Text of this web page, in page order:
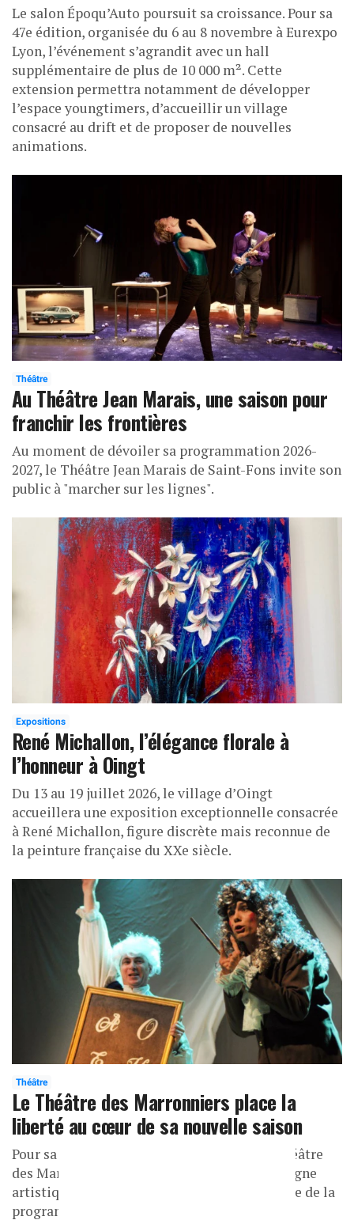
Le salon Époqu’Auto poursuit sa croissance. Pour sa
47e édition, organisée du 6 au 8 novembre à Eurexpo
Lyon, l’événement s’agrandit avec un hall
supplémentaire de plus de 10 000 m². Cette
extension permettra notamment de développer
l’espace youngtimers, d’accueillir un village
consacré au drift et de proposer de nouvelles
animations.
Théâtre
Au Théâtre Jean Marais, une saison pour
franchir les frontières
Au moment de dévoiler sa programmation 2026-
2027, le Théâtre Jean Marais de Saint-Fons invite son
public à "marcher sur les lignes".
Expositions
René Michallon, l’élégance florale à
l’honneur à Oingt
Du 13 au 19 juillet 2026, le village d’Oingt
accueillera une exposition exceptionnelle consacrée
à René Michallon, figure discrète mais reconnue de
la peinture française du XXe siècle.
Théâtre
Le Théâtre des Marronniers place la
liberté au cœur de sa nouvelle saison
Pour sa deuxième saison à la direction du Théâtre
des Marronniers, Damien Gouy affirme une ligne
artistique claire : faire de la liberté le fil rouge de la
programmation 2026-2027.